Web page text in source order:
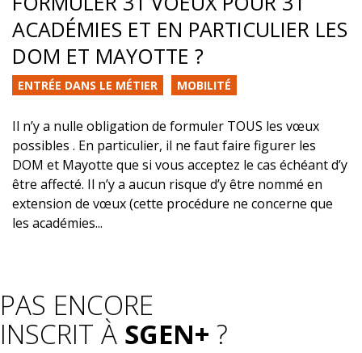
ACADÉMIES ET EN PARTICULIER LES
DOM ET MAYOTTE ?
ENTRÉE DANS LE MÉTIER MOBILITÉ
Il n’y a nulle obligation de formuler TOUS les vœux
possibles . En particulier, il ne faut faire figurer les
DOM et Mayotte que si vous acceptez le cas échéant d’y
être affecté. Il n’y a aucun risque d’y être nommé en
extension de vœux (cette procédure ne concerne que
les académies...
PAS ENCORE
INSCRIT À SGEN+ ?